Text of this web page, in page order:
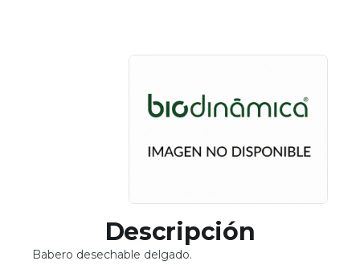
Descripción
Babero desechable delgado.